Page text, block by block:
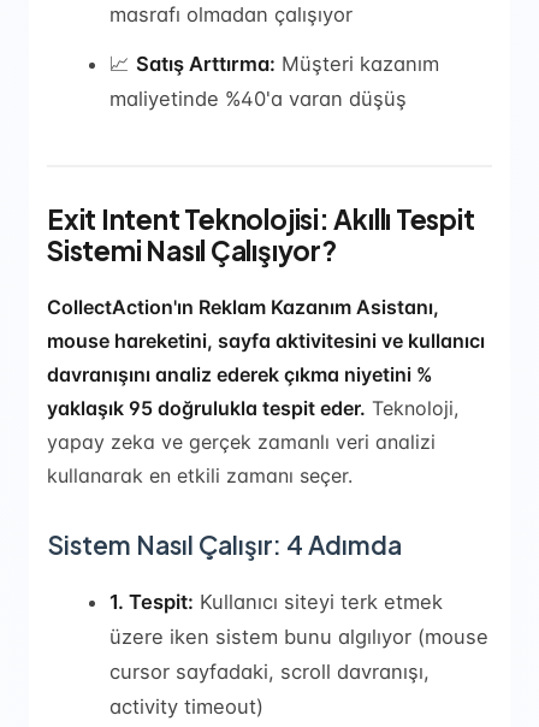
masrafı olmadan çalışıyor
📈 Satış Arttırma: Müşteri kazanım
maliyetinde %40'a varan düşüş
Exit Intent Teknolojisi: Akıllı Tespit
Sistemi Nasıl Çalışıyor?
CollectAction'ın Reklam Kazanım Asistanı,
mouse hareketini, sayfa aktivitesini ve kullanıcı
davranışını analiz ederek çıkma niyetini %
yaklaşık 95 doğrulukla tespit eder. Teknoloji,
yapay zeka ve gerçek zamanlı veri analizi
kullanarak en etkili zamanı seçer.
Sistem Nasıl Çalışır: 4 Adımda
1. Tespit: Kullanıcı siteyi terk etmek
üzere iken sistem bunu algılıyor (mouse
cursor sayfadaki, scroll davranışı,
activity timeout)